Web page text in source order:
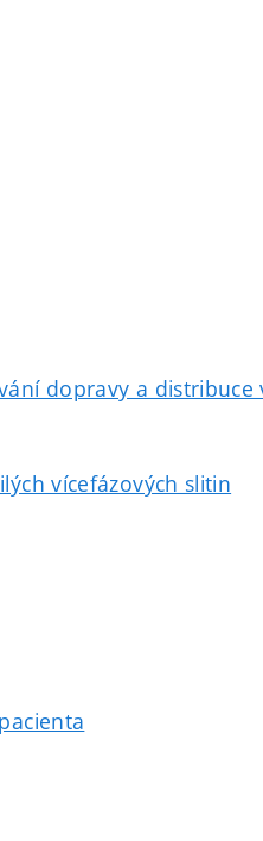
dopravy a distribuce
vícefázových slitin